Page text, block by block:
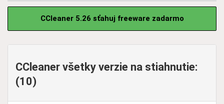
CCleaner 5.26 sťahuj freeware zadarmo
CCleaner všetky verzie na stiahnutie:
(10)